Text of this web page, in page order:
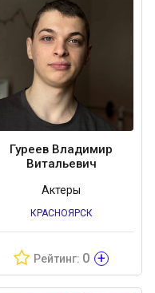
Гуреев Владимир
Витальевич
Актеры
КРАСНОЯРСК
Рейтинг: 0 +